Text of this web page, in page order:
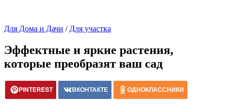
Для Дома и Дачи / Для участка
Эффектные и яркие растения,
которые преобразят ваш сад
PINTEREST ВКОНТАКТЕ ОДНОКЛАССНИКИ